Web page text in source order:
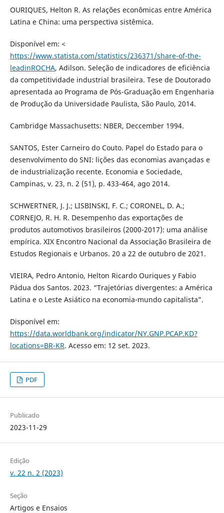
OURIQUES, Helton R. As relações econômicas entre América
Latina e China: uma perspectiva sistêmica.
Disponível em: <
https://www.statista.com/statistics/236371/share-of-the-
leadinROCHA, Adilson. Seleção de indicadores de eficiência
da competitividade industrial brasileira. Tese de Doutorado
apresentada ao Programa de Pós-Graduação em Engenharia
de Produção da Universidade Paulista, São Paulo, 2014.
Cambridge Massachusetts: NBER, Deccember 1994.
SANTOS, Ester Carneiro do Couto. Papel do Estado para o
desenvolvimento do SNI: lições das economias avançadas e
de industrialização recente. Economia e Sociedade,
Campinas, v. 23, n. 2 (51), p. 433-464, ago 2014.
SCHWERTNER, J. J.; LISBINSKI, F. C.; CORONEL, D. A.;
CORNEJO, R. H. R. Desempenho das exportações de
produtos automotivos brasileiros (2000-2017): uma análise
empírica. XIX Encontro Nacional da Associação Brasileira de
Estudos Regionais e Urbanos. 20 a 22 de outubro de 2021.
VIEIRA, Pedro Antonio, Helton Ricardo Ouriques y Fabio
Pádua dos Santos. 2023. “Trajetórias divergentes: a América
Latina e o Leste Asiático na economia-mundo capitalista”.
Disponível em:
https://data.worldbank.org/indicator/NY.GNP.PCAP.KD?
locations=BR-KR. Acesso em: 12 set. 2023.
PDF
Publicado
2023-11-29
Edição
v. 22 n. 2 (2023)
Seção
Artigos e Ensaios